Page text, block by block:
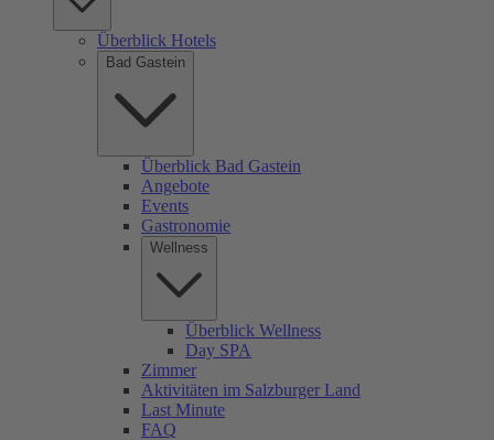
Überblick Hotels
Bad Gastein
Überblick Bad Gastein
Angebote
Events
Gastronomie
Wellness
Überblick Wellness
Day SPA
Zimmer
Aktivitäten im Salzburger Land
Last Minute
FAQ